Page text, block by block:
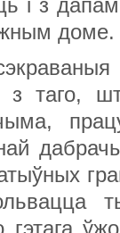
і з
доме.
таго,